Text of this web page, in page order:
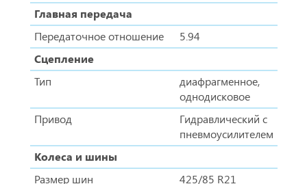
Главная передача
Передаточное отношение
5.94
Сцепление
Тип
диафрагменное,
однодисковое
Привод
Гидравлический с
пневмоусилителем
Колеса и шины
Размер шин
425/85 R21